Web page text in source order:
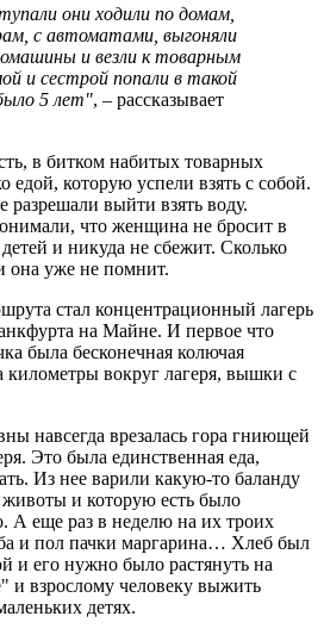
они ходили по домам,
с автоматами, выгоняли
и везли к товарным
и сестрой попали в такой
5 лет", – рассказывает
в битком набитых товарных
едой, которую успели взять с собой.
разрешали выйти взять воду.
что женщина не бросит в
и никуда не сбежит. Сколько
она уже не помнит.
стал концентрационный лагерь
на Майне. И первое что
была бесконечная колючая
километры вокруг лагеря, вышки с
навсегда врезалась гора гниющей
Это была единственная еда,
Из нее варили какую-то баланду
и которую есть было
А еще раз в неделю на их троих
и пол пачки маргарина… Хлеб был
и его нужно было растянуть на
и взрослому человеку выжить
детях.